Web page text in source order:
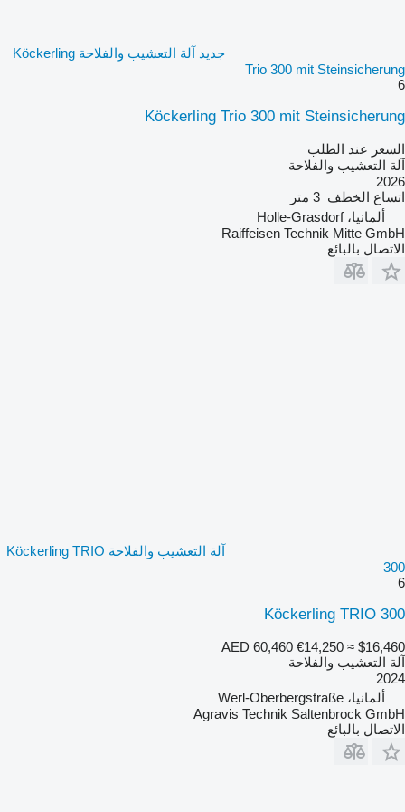
جديد آلة التعشيب والفلاحة Köckerling
Trio 300 mit Steinsicherung
6
Köckerling Trio 300 mit Steinsicherung
السعر عند الطلب
آلة التعشيب والفلاحة
2026
اتساع الخطف 3 متر
ألمانيا، Holle-Grasdorf
Raiffeisen Technik Mitte GmbH
الاتصال بالبائع
آلة التعشيب والفلاحة Köckerling TRIO
300
6
Köckerling TRIO 300
AED 60,460 €14,250 ≈ $16,460
آلة التعشيب والفلاحة
2024
ألمانيا، Werl-Oberbergstraße
Agravis Technik Saltenbrock GmbH
الاتصال بالبائع